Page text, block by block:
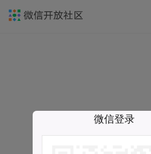
微信登录